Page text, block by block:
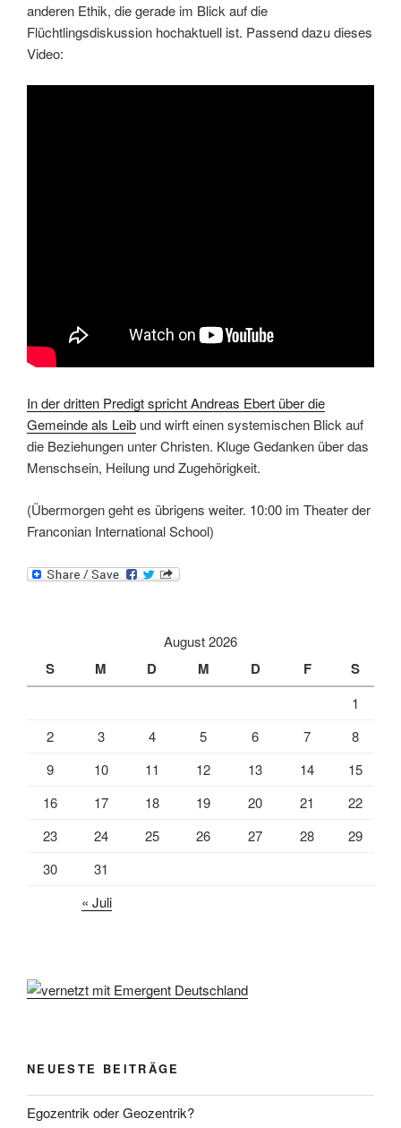
anderen Ethik, die gerade im Blick auf die
Flüchtlingsdiskussion hochaktuell ist. Passend dazu dieses
Video:
In der dritten Predigt spricht Andreas Ebert über die
Gemeinde als Leib und wirft einen systemischen Blick auf
die Beziehungen unter Christen. Kluge Gedanken über das
Menschsein, Heilung und Zugehörigkeit.
(Übermorgen geht es übrigens weiter. 10:00 im Theater der
Franconian International School)
August 2026
S M D M D F S
1
2
3 4 5 6 7
8
9
10 11 12 13 14
15
16
17 18 19 20 21
22
23
24 25 26 27 28
29
30
31
« Juli
NEUESTE BEITRÄGE
Egozentrik oder Geozentrik?